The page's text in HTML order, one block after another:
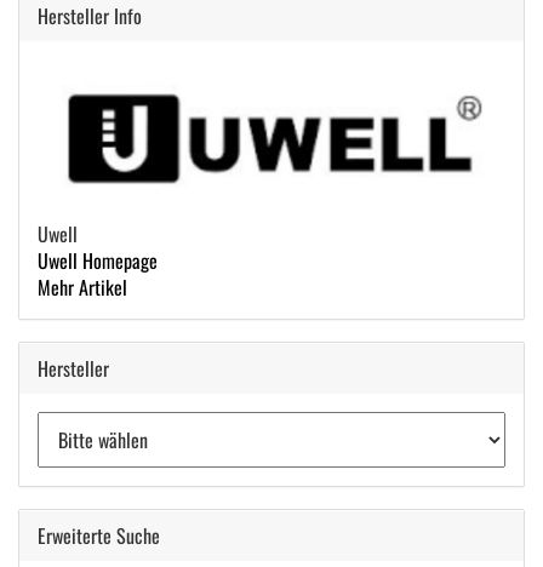
Hersteller Info
Uwell
Uwell Homepage
Mehr Artikel
Hersteller
Erweiterte Suche